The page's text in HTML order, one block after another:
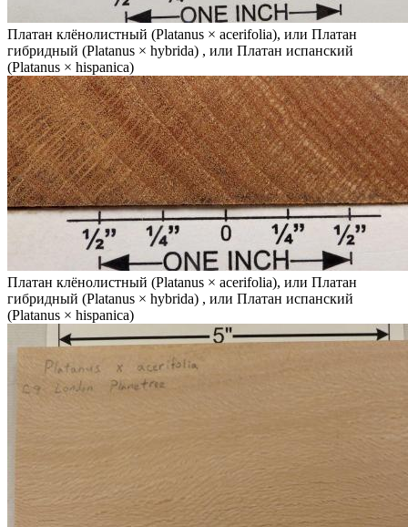
Платан клёнолистный (Platanus × acerifolia), или Платан
гибридный (Platanus × hybrida) , или Платан испанский
(Platanus × hispanica)
Платан клёнолистный (Platanus × acerifolia), или Платан
гибридный (Platanus × hybrida) , или Платан испанский
(Platanus × hispanica)